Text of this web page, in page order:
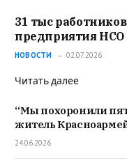
31 тыс
предприятия НСО
НОВОСТИ 02.07.2026
Читать далее
“Мы похоронили
житель
преступлениях ВСУ
24.06.2026